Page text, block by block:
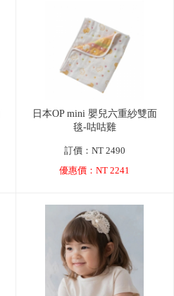
日本OP mini 嬰兒六重紗雙面
毯-咕咕雞
訂價：NT 2490
優惠價：NT 2241